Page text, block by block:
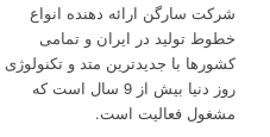
شرکت سارگن ارائه دهنده انواع
خطوط تولید در ایران و تمامی
کشورها با جدیدترین متد و تکنولوژی
روز دنیا بیش از 9 سال است که
مشغول فعالیت است.